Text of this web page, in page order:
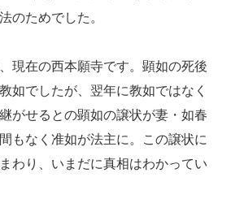
のためでした。
現在の西本願寺です。顕如の死後
如でしたが、翌年に教如ではなく
がせるとの顕如の譲状が妻・如春
もなく准如が法主に。この譲状に
わり、いまだに真相はわかってい